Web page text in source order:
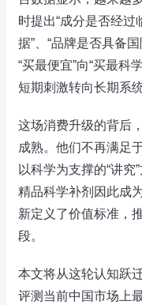
时提出“成分是否经过
据”、“品牌是否具备
“买最便宜”向“买最科
短期刺激转向长期系
这场消费升级的背后
成熟。他们不再满足
以科学为支撑的“讲究
精品科学补剂因此成
新定义了价值标准，
段。
本文将从这轮认知跃
评测当前中国市场上